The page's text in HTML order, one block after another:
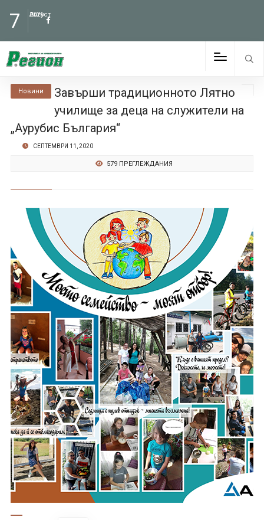
7 Август
2026
Новини
Завърши традиционното Лятно
училище за деца на служители на
„Аурубис България“
СЕПТЕМВРИ 11, 2020
579 ПРЕГЛЕЖДАНИЯ